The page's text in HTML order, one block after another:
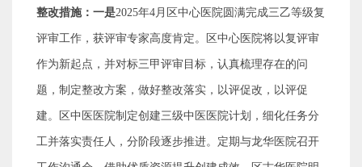
整改措施：一是2025年4月区中心医院圆满完成三乙等级复
评审工作，获评审专家高度肯定。区中心医院将以复评审
作为新起点，并对标三甲评审目标，认真梳理存在的问
题，制定整改方案，做好整改落实，以评促改，以评促
建。区中医医院制定创建三级中医医院计划，细化任务分
工并落实责任人，分阶段逐步推进。定期与龙华医院召开